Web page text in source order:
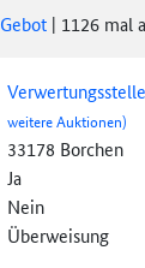
Gebot | 1126 mal
weitere Auktionen)
33178 Borchen
Ja
Nein
Überweisung